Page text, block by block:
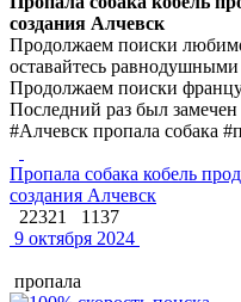
создания Алчевск
Продолжаем поиски
оставайтесь
Продолжаем поиски
Последний раз был
#Алчевск пропала собака
Пропала собака кобель
создания Алчевск
22321
1137
9 октября 2024
пропала